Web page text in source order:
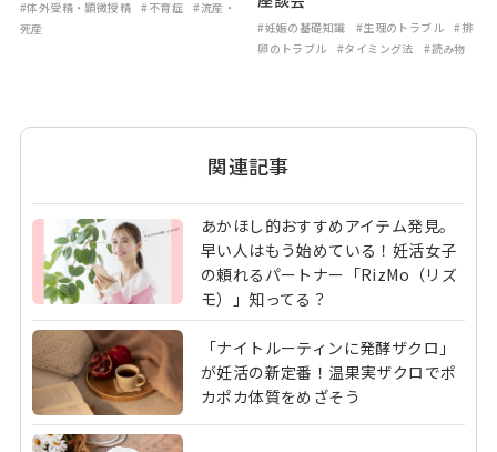
#体外受精・顕微授精 #不育症
#流産・
死産
#妊娠の基礎知識 #生理のトラブル
#排
卵のトラブル
#タイミング法 #読み物
関連記事
あかほし的おすすめアイテム発見。
早い人はもう始めている！妊活女子
の頼れるパートナー「RizMo（リズ
モ）」知ってる？
「ナイトルーティンに発酵ザクロ」
が妊活の新定番！温果実ザクロでポ
カポカ体質をめざそう